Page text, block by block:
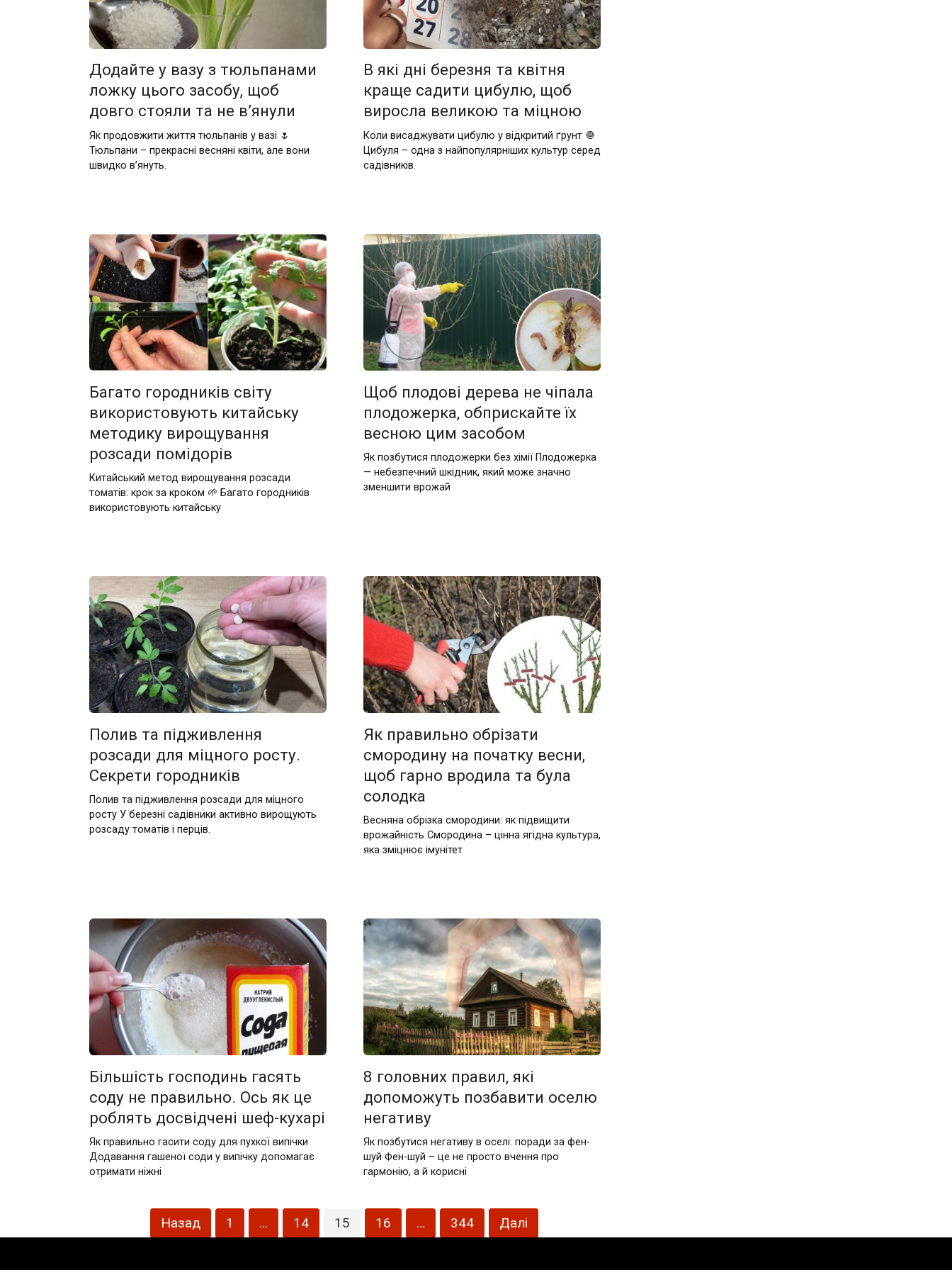
Додайте у вазу з тюльпанами
ложку цього засобу, щоб
довго стояли та не в’янули
Як продовжити життя тюльпанів у вазі 🌷
Тюльпани – прекрасні весняні квіти, але вони
швидко в’януть.
В які дні березня та квітня
краще садити цибулю, щоб
виросла великою та міцною
Коли висаджувати цибулю у відкритий ґрунт 🧅
Цибуля – одна з найпопулярніших культур серед
садівників.
Багато городників світу
використовують китайську
методику вирощування
розсади помідорів
Китайський метод вирощування розсади
томатів: крок за кроком 🌱 Багато городників
використовують китайську
Щоб плодові дерева не чіпала
плодожерка, обприскайте їх
весною цим засобом
Як позбутися плодожерки без хімії Плодожерка
— небезпечний шкідник, який може значно
зменшити врожай
Полив та підживлення
розсади для міцного росту.
Секрети городників
Полив та підживлення розсади для міцного
росту У березні садівники активно вирощують
розсаду томатів і перців.
Як правильно обрізати
смородину на початку весни,
щоб гарно вродила та була
солодка
Весняна обрізка смородини: як підвищити
врожайність Смородина – цінна ягідна культура,
яка зміцнює імунітет
Більшість господинь гасять
соду не правильно. Ось як це
роблять досвідчені шеф-кухарі
Як правильно гасити соду для пухкої випічки
Додавання гашеної соди у випічку допомагає
отримати ніжні
8 головних правил, які
допоможуть позбавити оселю
негативу
Як позбутися негативу в оселі: поради за фен-
шуй Фен-шуй – це не просто вчення про
гармонію, а й корисні
Назад 1 … 14 15 16 … 344 Далі